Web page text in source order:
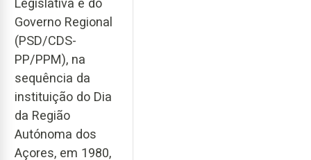
Legislativa e do
Governo Regional
(PSD/CDS-
PP/PPM), na
sequência da
instituição do Dia
da Região
Autónoma dos
Açores, em 1980,